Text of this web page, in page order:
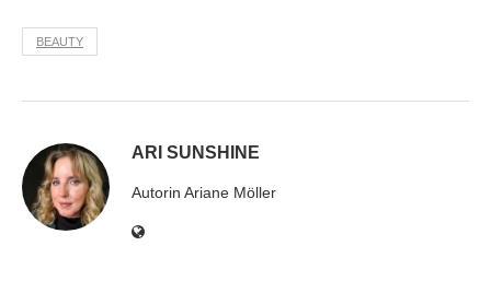
BEAUTY
ARI SUNSHINE
Autorin Ariane Möller